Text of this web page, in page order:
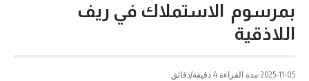
بمرسوم الاستملاك في ريف
اللاذقية
2025-11-05 مدة القراءة 4 دقيقة/دقائق